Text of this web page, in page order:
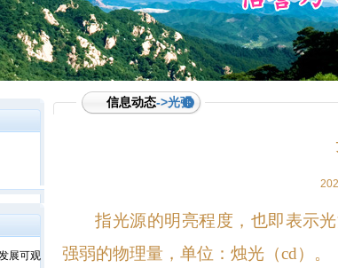
展可观
信息动态->光强
指光源的明亮程度，也即表示
强弱的物理量，单位：烛光（cd）。